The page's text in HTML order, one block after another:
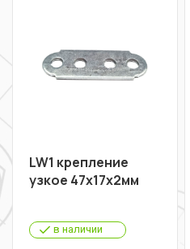
LW1 крепление
узкое 47х17х2мм
в наличии